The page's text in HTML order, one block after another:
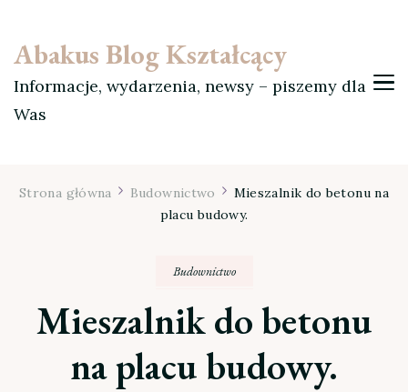
Abakus Blog Kształcący
Informacje, wydarzenia, newsy – piszemy dla
Was
Strona główna Budownictwo
Mieszalnik do betonu na
placu budowy.
Budownictwo
Mieszalnik do betonu
na placu budowy.